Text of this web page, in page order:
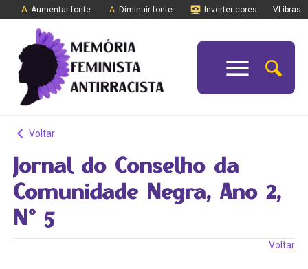
Aumentar fonte Diminuir fonte Inverter cores VLibras
Voltar
Jornal do Conselho da
Comunidade Negra, Ano 2,
Nº 5
Voltar